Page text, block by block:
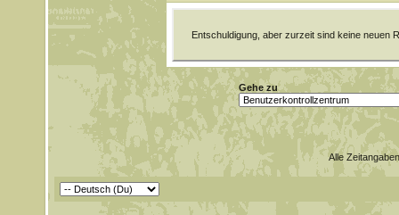
Entschuldigung, aber zurzeit sind keine neuen
Gehe zu
Alle